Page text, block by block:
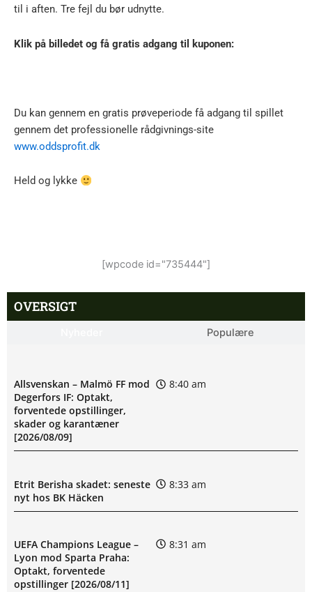
til i aften. Tre fejl du bør udnytte.
Klik på billedet og få gratis adgang til kuponen:
Du kan gennem en gratis prøveperiode få adgang til spillet
gennem det professionelle rådgivnings-site
www.oddsprofit.dk
Held og lykke
[wpcode id="735444"]
OVERSIGT
Populære
Allsvenskan – Malmö FF mod
Degerfors IF: Optakt,
forventede opstillinger,
skader og karantæner
[2026/08/09]
8:40 am
Etrit Berisha skadet: seneste
nyt hos BK Häcken
8:33 am
UEFA Champions League –
Lyon mod Sparta Praha:
Optakt, forventede
opstillinger [2026/08/11]
8:31 am